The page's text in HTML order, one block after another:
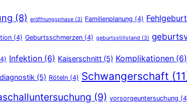
(8) eröffnungsphase (3) Familienplanung (4) Fehlgeburt
(4) Geburtsschmerzen (4) geburtsstillstand (3)
Infektion (6) Kaiserschnitt (5) Komplikationen (6)
(5) Röteln (4) Schwangerschaft
(9) vorsorgeuntersuchung